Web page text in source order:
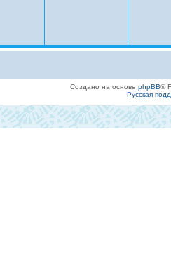
Создано на основе phpBB®
Русская